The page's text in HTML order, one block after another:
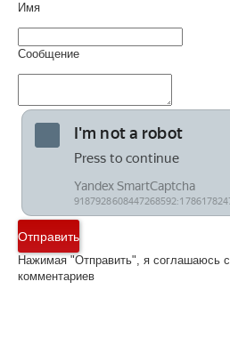
Имя
Сообщение
Отправить
Нажимая "Отправить", я соглашаюсь с
комментариев